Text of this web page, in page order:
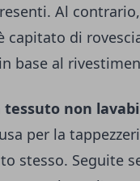
Al
capitato di
base al
tessuto non
per la
stesso. Seguite